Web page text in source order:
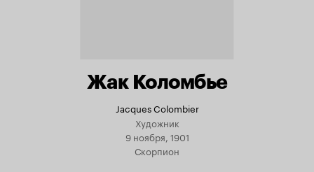
Жак Коломбье
Jacques Colombier
Художник
9 ноября, 1901
Скорпион